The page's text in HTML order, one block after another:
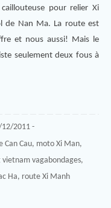
caillouteuse pour relier Xi
de Nan Ma. La route est
et nous aussi! Mais le
seulement deux fous à
12/2011 -
Can Cau, moto Xi Man,
vagabondages,
Ha, route Xi Manh